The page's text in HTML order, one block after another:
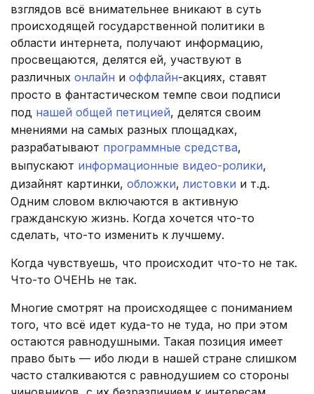
взглядов всё внимательнее вникают в суть
происходящей государственной политики в
области интернета, получают информацию,
просвещаются, делятся ей, участвуют в
различных онлайн и оффлайн-акциях, ставят
просто в фантастическом темпе свои подписи
под нашей общей петицией, делятся своим
мнениями на самых разных площадках,
разрабатывают программные средства,
выпускают информационные видео-ролики,
дизайнят картинки, обложки, листовки и т.д.
Одним словом включаются в активную
гражданскую жизнь. Когда хочется что-то
сделать, что-то изменить к лучшему.
Когда чувствуешь, что происходит что-то не так.
Что-то ОЧЕНЬ не так.
Многие смотрят на происходящее с пониманием
того, что всё идет куда-то не туда, но при этом
остаются равнодушными. Такая позиция имеет
право быть — ибо люди в нашей стране слишком
часто сталкиваются с равнодушием со стороны